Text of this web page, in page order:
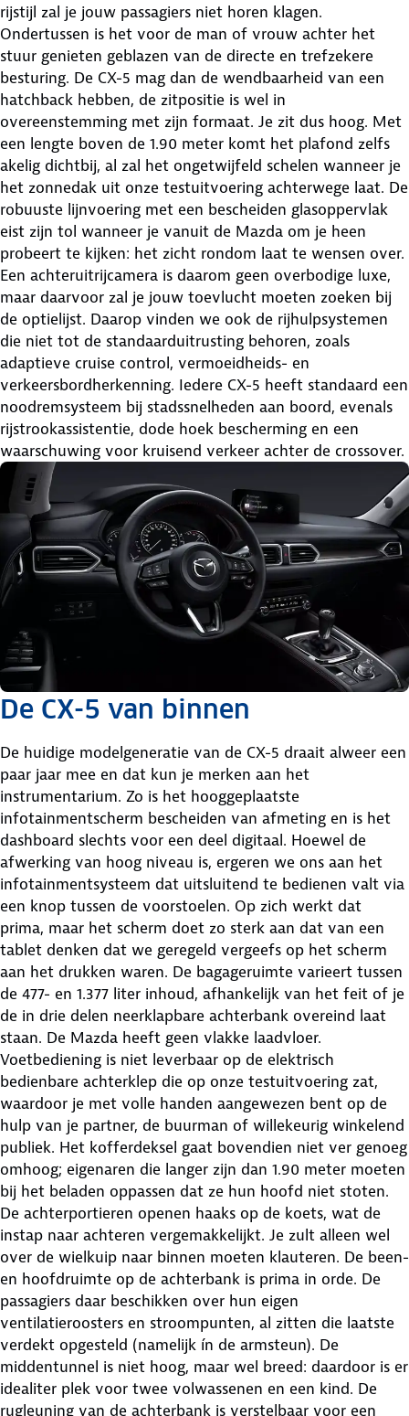
rijstijl zal je jouw passagiers niet horen klagen.
Ondertussen is het voor de man of vrouw achter het
stuur genieten geblazen van de directe en trefzekere
besturing. De CX-5 mag dan de wendbaarheid van een
hatchback hebben, de zitpositie is wel in
overeenstemming met zijn formaat. Je zit dus hoog. Met
een lengte boven de 1.90 meter komt het plafond zelfs
akelig dichtbij, al zal het ongetwijfeld schelen wanneer je
het zonnedak uit onze testuitvoering achterwege laat. De
robuuste lijnvoering met een bescheiden glasoppervlak
eist zijn tol wanneer je vanuit de Mazda om je heen
probeert te kijken: het zicht rondom laat te wensen over.
Een achteruitrijcamera is daarom geen overbodige luxe,
maar daarvoor zal je jouw toevlucht moeten zoeken bij
de optielijst. Daarop vinden we ook de rijhulpsystemen
die niet tot de standaarduitrusting behoren, zoals
adaptieve cruise control, vermoeidheids- en
verkeersbordherkenning. Iedere CX-5 heeft standaard een
noodremsysteem bij stadssnelheden aan boord, evenals
rijstrookassistentie, dode hoek bescherming en een
waarschuwing voor kruisend verkeer achter de crossover.
De CX-5 van binnen
De huidige modelgeneratie van de CX-5 draait alweer een
paar jaar mee en dat kun je merken aan het
instrumentarium. Zo is het hooggeplaatste
infotainmentscherm bescheiden van afmeting en is het
dashboard slechts voor een deel digitaal. Hoewel de
afwerking van hoog niveau is, ergeren we ons aan het
infotainmentsysteem dat uitsluitend te bedienen valt via
een knop tussen de voorstoelen. Op zich werkt dat
prima, maar het scherm doet zo sterk aan dat van een
tablet denken dat we geregeld vergeefs op het scherm
aan het drukken waren. De bagageruimte varieert tussen
de 477- en 1.377 liter inhoud, afhankelijk van het feit of je
de in drie delen neerklapbare achterbank overeind laat
staan. De Mazda heeft geen vlakke laadvloer.
Voetbediening is niet leverbaar op de elektrisch
bedienbare achterklep die op onze testuitvoering zat,
waardoor je met volle handen aangewezen bent op de
hulp van je partner, de buurman of willekeurig winkelend
publiek. Het kofferdeksel gaat bovendien niet ver genoeg
omhoog; eigenaren die langer zijn dan 1.90 meter moeten
bij het beladen oppassen dat ze hun hoofd niet stoten.
De achterportieren openen haaks op de koets, wat de
instap naar achteren vergemakkelijkt. Je zult alleen wel
over de wielkuip naar binnen moeten klauteren. De been-
en hoofdruimte op de achterbank is prima in orde. De
passagiers daar beschikken over hun eigen
ventilatieroosters en stroompunten, al zitten die laatste
verdekt opgesteld (namelijk ín de armsteun). De
middentunnel is niet hoog, maar wel breed: daardoor is er
idealiter plek voor twee volwassenen en een kind. De
rugleuning van de achterbank is verstelbaar voor een